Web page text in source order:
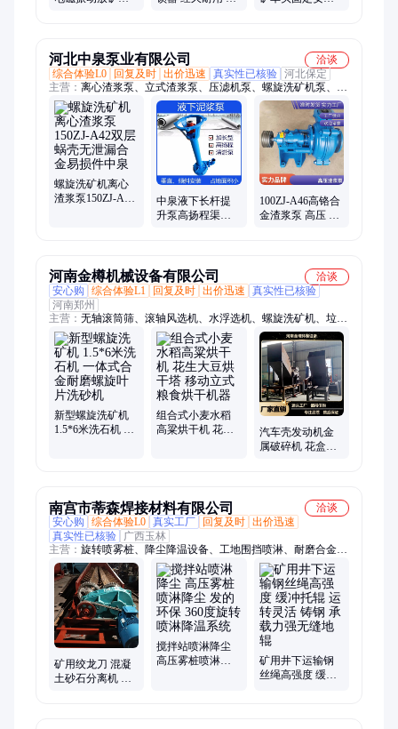
河北中泉泵业有限公司
洽谈
综合体验L0
回复及时 出价迅速 真实性已核验 河北保定
主营： 离心渣浆泵、立式渣浆泵、压滤机泵、螺旋洗矿机泵、离
心循环泵、潜水渣浆泵、离心水泵、离心双吸泵、离心泵配件、
联轴器、抽砂泵、排污泵、杂质泵、液下污水泵
螺旋洗矿机离心
渣浆泵150ZJ-A42
中泉液下长杆提
升泵高扬程渠沟
100ZJ-A46高铬合
金渣浆泵 高压 重
河南金樽机械设备有限公司
洽谈
安心购
综合体验L1 回复及时 出价迅速
真实性已核验
河南郑州
主营： 无轴滚筒筛、滚轴风选机、水浮选机、螺旋洗矿机、垃圾
风选机、泥石分离机、链板给料机、棒条筛、弛张筛、弹跳筛、
垃圾分选设备、生活垃圾筛分设备、陈腐垃圾分选设备、建筑垃
圾分拣设备
新型螺旋洗矿机
1.5*6米洗石机 一
组合式小麦水稻
高粱烘干机 花生
汽车壳发动机金
属破碎机 花盒压
南宫市蒂森焊接材料有限公司
洽谈
安心购
综合体验L0 真实工厂 回复及时 出价迅速
真实性已核验
广西玉林
主营： 旋转喷雾桩、降尘降温设备、工地围挡喷淋、耐磨合金机
口、高铬合金螺旋、车间降温喷淋、洗车台、洗车槽、厂房喷
淋、塔炮喷淋、雾炮机、360度旋转雾桩、景观造雾机、全封闭
洗车台、高压雾化降尘器、高压喷雾机、消毒通道、全自动高压
喷雾系统、智能脱硝设备、砖厂窑车、摆渡车、高耐磨喷涂螺
旋、养殖大棚加湿降温大药系统、纺织厂车间降温系统
矿用绞龙刀 混凝
土砂石分离机 槽
搅拌站喷淋降尘
高压雾桩喷淋降
矿用井下运输钢
丝绳高强度 缓冲